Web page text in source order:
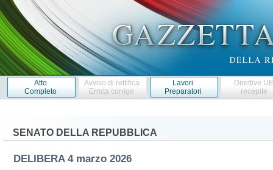
Atto
Completo
Avviso di rettifica
Errata corrige
Lavori
Preparatori
Direttive
recepite
SENATO DELLA REPUBBLICA
DELIBERA 4 marzo 2026